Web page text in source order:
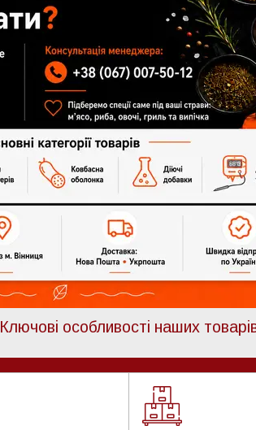
Ключові особливості наших